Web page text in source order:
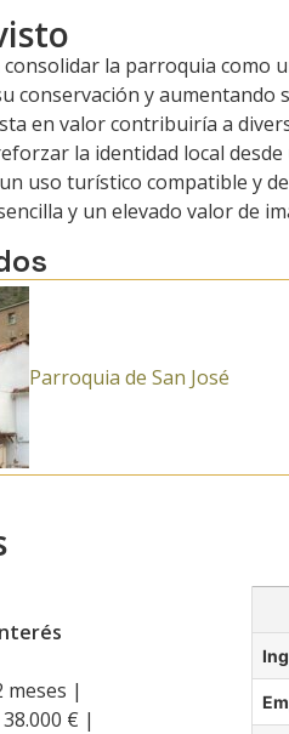
la parroquia como
conservación y
en valor contribuiría a
la identidad local
uso turístico compatible y
y un elevado valor de
Parroquia de San José
|
€ |